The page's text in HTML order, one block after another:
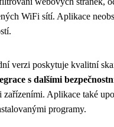
WiFi sítí. Aplikace
verzi poskytuje kvalitní
s dalšími
Aplikace také
programy.